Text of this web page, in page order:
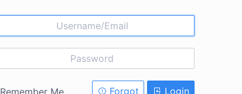
Remember Me Forgot Login